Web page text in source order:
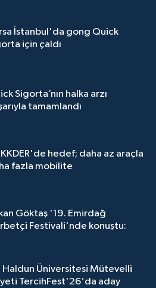
İstanbul'da gong Quick
için çaldı
Sigorta’nın halka arzı
tamamlandı
hedef; daha az araçla
fazla mobilite
Göktaş '19. Emirdağ
Festivali'nde konuştu:
Haldun Üniversitesi Mütevelli
TercihFest'26'da aday